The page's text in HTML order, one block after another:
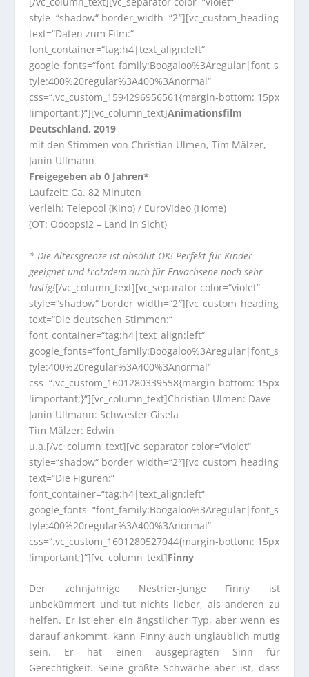
style=“shadow“ border_width=“2″][vc_custom_heading
text=“Daten zum Film:“
font_container=“tag:h4|text_align:left“
google_fonts=“font_family:Boogaloo%3Aregular|font_s
tyle:400%20regular%3A400%3Anormal“
css=“.vc_custom_1594296956561{margin-bottom: 15px
!important;}“][vc_column_text]Animationsfilm
Deutschland, 2019
mit den Stimmen von Christian Ulmen, Tim Mälzer,
Janin Ullmann
Freigegeben ab 0 Jahren*
Laufzeit: Ca. 82 Minuten
Verleih: Telepool (Kino) / EuroVideo (Home)
(OT: Oooops!2 – Land in Sicht)
* Die Altersgrenze ist absolut OK! Perfekt für Kinder
geeignet und trotzdem auch für Erwachsene noch sehr
lustig![/vc_column_text][vc_separator color=“violet“
style=“shadow“ border_width=“2″][vc_custom_heading
text=“Die deutschen Stimmen:“
font_container=“tag:h4|text_align:left“
google_fonts=“font_family:Boogaloo%3Aregular|font_s
tyle:400%20regular%3A400%3Anormal“
css=“.vc_custom_1601280339558{margin-bottom: 15px
!important;}“][vc_column_text]Christian Ulmen: Dave
Janin Ullmann: Schwester Gisela
Tim Mälzer: Edwin
u.a.[/vc_column_text][vc_separator color=“violet“
style=“shadow“ border_width=“2″][vc_custom_heading
text=“Die Figuren:“
font_container=“tag:h4|text_align:left“
google_fonts=“font_family:Boogaloo%3Aregular|font_s
tyle:400%20regular%3A400%3Anormal“
css=“.vc_custom_1601280527044{margin-bottom: 15px
!important;}“][vc_column_text]Finny
Der zehnjährige Nestrier-Junge Finny ist
unbekümmert und tut nichts lieber, als anderen zu
helfen. Er ist eher ein ängstlicher Typ, aber wenn es
darauf ankommt, kann Finny auch unglaublich mutig
sein. Er hat einen ausgeprägten Sinn für
Gerechtigkeit. Seine größte Schwäche aber ist, dass